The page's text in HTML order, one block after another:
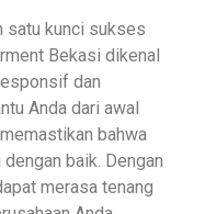
satu kunci sukses
Bekasi dikenal
dan
Anda dari awal
bahwa
baik. Dengan
merasa tenang